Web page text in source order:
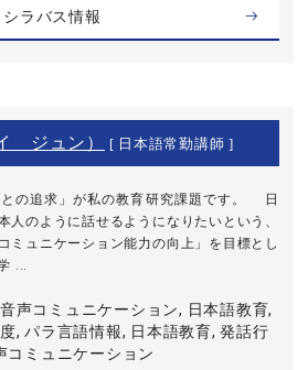
シラバス情報
ジュン） [ 日本語常勤講師 ]
の追求」が私の教育研究課題です。 日
人のように話せるようになりたいという、
ミュニケーション能力の向上」を目標とし
...
声コミュニケーション, 日本語教育,
, パラ言語情報, 日本語教育, 発話行
コミュニケーション